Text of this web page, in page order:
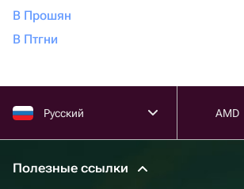
В Прошян
В Птгни
Русский AMD
Полезные ссылки